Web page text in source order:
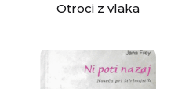
Otroci z vlaka